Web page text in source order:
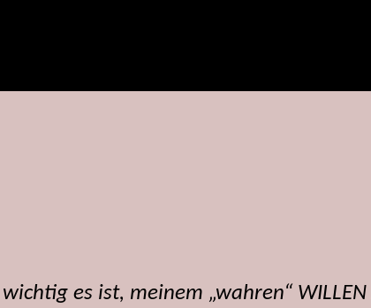
es ist, meinem „wahren“